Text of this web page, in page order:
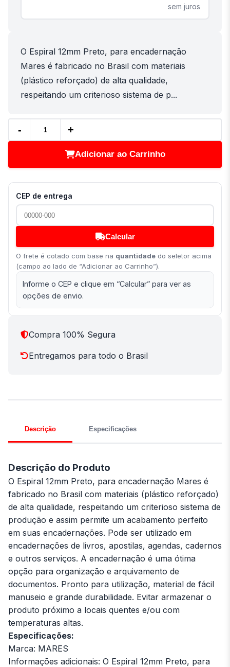
sem juros
O Espiral 12mm Preto, para encadernação
Mares é fabricado no Brasil com materiais
(plástico reforçado) de alta qualidade,
respeitando um criterioso sistema de p...
- +
Adicionar ao Carrinho
CEP de entrega
Calcular
O frete é cotado com base na quantidade do seletor acima
(campo ao lado de “Adicionar ao Carrinho”).
Informe o CEP e clique em “Calcular” para ver as
opções de envio.
Compra 100% Segura
Entregamos para todo o Brasil
Descrição Especificações
Descrição do Produto
O Espiral 12mm Preto, para encadernação Mares é
fabricado no Brasil com materiais (plástico reforçado)
de alta qualidade, respeitando um criterioso sistema de
produção e assim permite um acabamento perfeito
em suas encadernações. Pode ser utilizado em
encadernações de livros, apostilas, agendas, cadernos
e outros serviços. A encadernação é uma ótima
opção para organização e arquivamento de
documentos. Pronto para utilização, material de fácil
manuseio e grande durabilidade. Evitar armazenar o
produto próximo a locais quentes e/ou com
temperaturas altas.
Especificações:
Marca: MARES
Informações adicionais: O Espiral 12mm Preto, para